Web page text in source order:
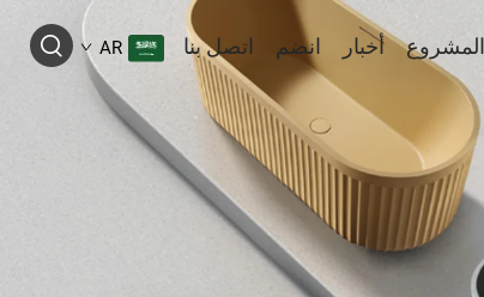
المشروع أخبار انضم اتصل بنا AR